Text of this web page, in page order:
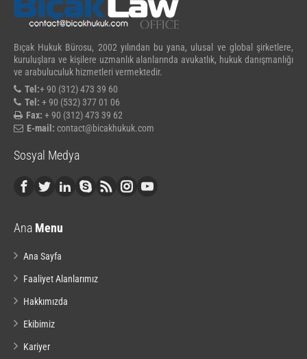
Bıçak Hukuk Bürosu, 2002 yılından bu yana, ulusal ve global şirketlere,
kuruluşlara ve kişilere uzmanlık alanlarında avukatlık, hukuk danışmanlığı
ve arabuluculuk hizmetleri vermektedir.
Tel:+ 90 (312) 473 39 60
Tel: + 90 (532) 377 01 06
Fax: + 90 (312) 473 39 62
E-mail: contact@bicakhukuk.com
Sosyal Medya
Ana Menu
Ana Sayfa
Faaliyet Alanlarımız
Hakkımızda
Ekibimiz
Kariyer